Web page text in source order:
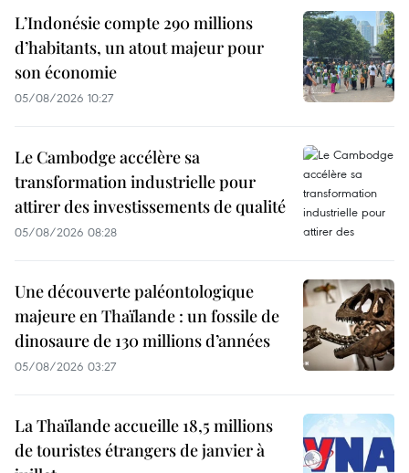
L’Indonésie compte 290 millions
d’habitants, un atout majeur pour
son économie
05/08/2026 10:27
Le Cambodge accélère sa
transformation industrielle pour
attirer des investissements de qualité
05/08/2026 08:28
Une découverte paléontologique
majeure en Thaïlande : un fossile de
dinosaure de 130 millions d’années
05/08/2026 03:27
La Thaïlande accueille 18,5 millions
de touristes étrangers de janvier à